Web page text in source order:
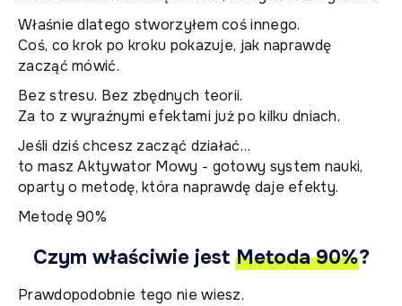
Właśnie dlatego stworzyłem coś innego.
Coś, co krok po kroku pokazuje, jak naprawdę
zacząć mówić.
Bez stresu. Bez zbędnych teorii.
Za to z wyraźnymi efektami już po kilku dniach.
Jeśli dziś chcesz zacząć działać…
to masz Aktywator Mowy - gotowy system nauki,
oparty o metodę, która naprawdę daje efekty.
Metodę 90%
Czym właściwie jest Metoda 90%?
Prawdopodobnie tego nie wiesz.